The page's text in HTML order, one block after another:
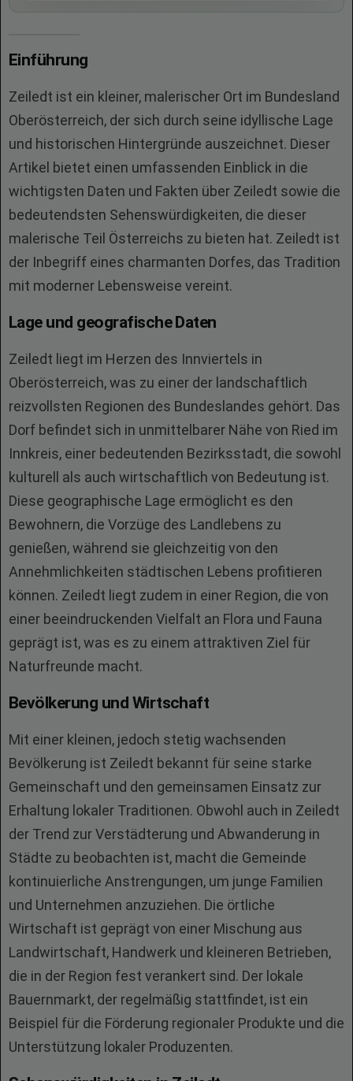
Einführung
Zeiledt ist ein kleiner, malerischer Ort im Bundesland
Oberösterreich, der sich durch seine idyllische Lage
und historischen Hintergründe auszeichnet. Dieser
Artikel bietet einen umfassenden Einblick in die
wichtigsten Daten und Fakten über Zeiledt sowie die
bedeutendsten Sehenswürdigkeiten, die dieser
malerische Teil Österreichs zu bieten hat. Zeiledt ist
der Inbegriff eines charmanten Dorfes, das Tradition
mit moderner Lebensweise vereint.
Lage und geografische Daten
Zeiledt liegt im Herzen des Innviertels in
Oberösterreich, was zu einer der landschaftlich
reizvollsten Regionen des Bundeslandes gehört. Das
Dorf befindet sich in unmittelbarer Nähe von Ried im
Innkreis, einer bedeutenden Bezirksstadt, die sowohl
kulturell als auch wirtschaftlich von Bedeutung ist.
Diese geographische Lage ermöglicht es den
Bewohnern, die Vorzüge des Landlebens zu
genießen, während sie gleichzeitig von den
Annehmlichkeiten städtischen Lebens profitieren
können. Zeiledt liegt zudem in einer Region, die von
einer beeindruckenden Vielfalt an Flora und Fauna
geprägt ist, was es zu einem attraktiven Ziel für
Naturfreunde macht.
Bevölkerung und Wirtschaft
Mit einer kleinen, jedoch stetig wachsenden
Bevölkerung ist Zeiledt bekannt für seine starke
Gemeinschaft und den gemeinsamen Einsatz zur
Erhaltung lokaler Traditionen. Obwohl auch in Zeiledt
der Trend zur Verstädterung und Abwanderung in
Städte zu beobachten ist, macht die Gemeinde
kontinuierliche Anstrengungen, um junge Familien
und Unternehmen anzuziehen. Die örtliche
Wirtschaft ist geprägt von einer Mischung aus
Landwirtschaft, Handwerk und kleineren Betrieben,
die in der Region fest verankert sind. Der lokale
Bauernmarkt, der regelmäßig stattfindet, ist ein
Beispiel für die Förderung regionaler Produkte und die
Unterstützung lokaler Produzenten.